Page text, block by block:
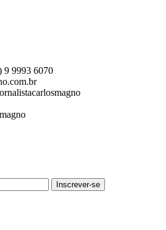
9 9993 6070
Inscrever-se